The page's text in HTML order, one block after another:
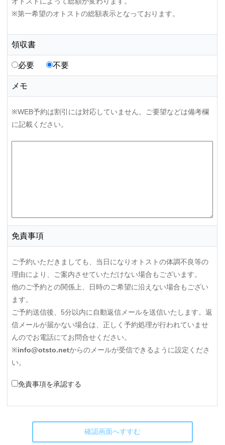
※第一希望のオトストの総額表示となっております。
領収書
必要 不要
メモ
※WEB予約は割引には対応していません。ご要望などは備考欄
に記載ください。
免責事項
ご予約いただきましても、当日になりオトストの体調不良等の
理由により、ご案内させていただけない場合もございます。
他のご予約との関係上、日時のご希望に沿えない場合もござい
ます。
ご予約送信後、5分以内に自動返信メールを送信いたします。返
信メールが届かない場合は、正しく予約処理が行われていませ
んのでお電話にてお問合せください。
※info@otsto.netからのメールが受信できるように設定くださ
い。
免責事項を承認する